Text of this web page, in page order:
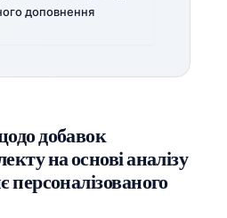
доповнення
добавок
на основі аналізу
персоналізованого